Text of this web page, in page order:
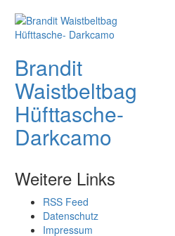
Brandit
Waistbeltbag
Hüfttasche-
Darkcamo
Weitere Links
RSS Feed
Datenschutz
Impressum